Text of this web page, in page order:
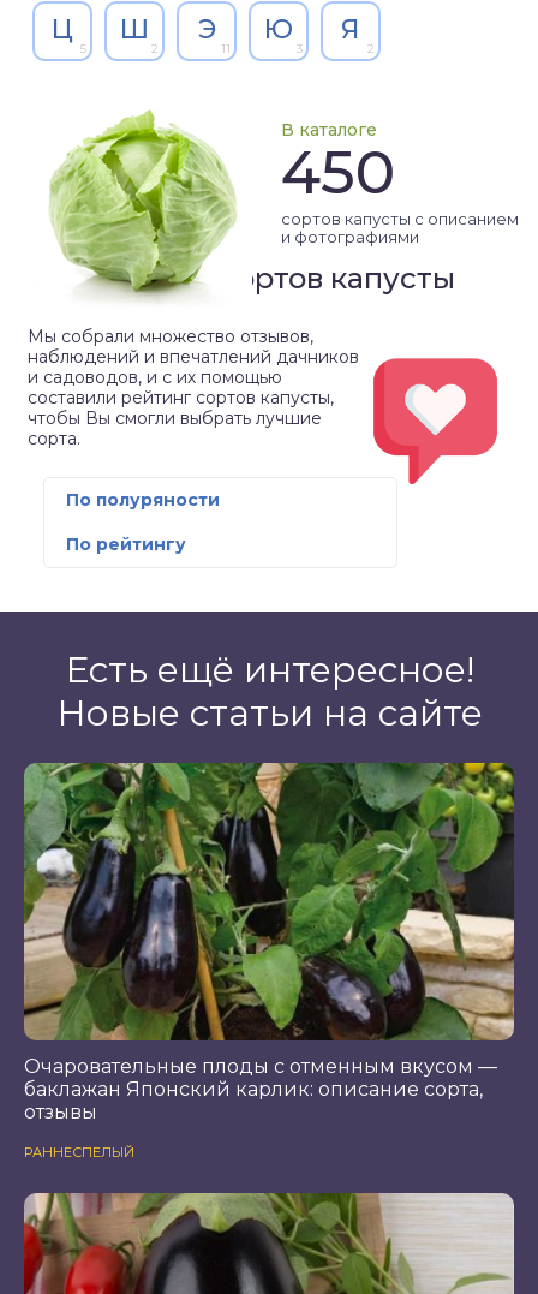
Ц
5
Ш
2
Э
11
Ю
3
Я
2
В каталоге
450
сортов капусты с описанием
и фотографиями
Рейтинг сортов капусты
Мы собрали множество отзывов,
наблюдений и впечатлений дачников
и садоводов, и с их помощью
составили рейтинг сортов капусты,
чтобы Вы смогли выбрать лучшие
сорта.
По полуряности
По рейтингу
Есть ещё интересное!
Новые статьи на сайте
Очаровательные плоды с отменным вкусом —
баклажан Японский карлик: описание сорта,
отзывы
РАННЕСПЕЛЫЙ